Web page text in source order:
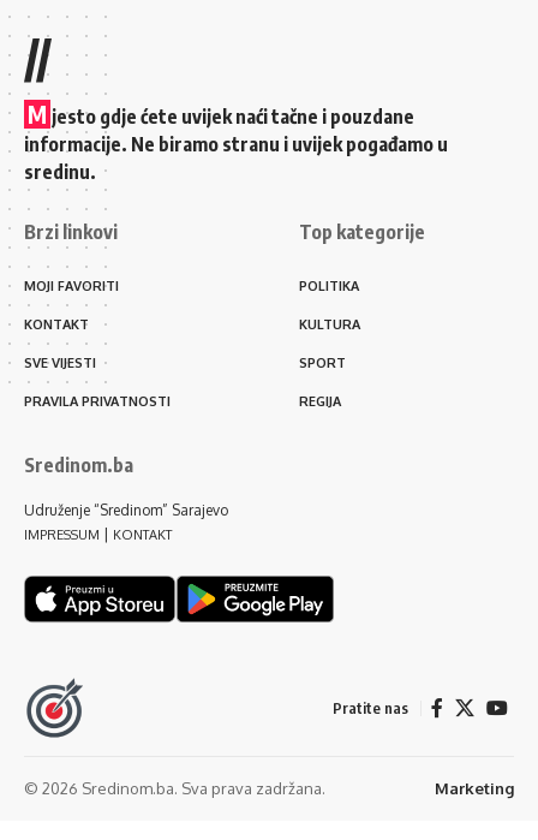
//
M jesto gdje ćete uvijek naći tačne i pouzdane
informacije. Ne biramo stranu i uvijek pogađamo u
sredinu.
Brzi linkovi
MOJI FAVORITI
KONTAKT
SVE VIJESTI
PRAVILA PRIVATNOSTI
Top kategorije
POLITIKA
KULTURA
SPORT
REGIJA
Sredinom.ba
Udruženje “Sredinom” Sarajevo
IMPRESSUM KONTAKT
Pratite nas
© 2026 Sredinom.ba. Sva prava zadržana. Marketing